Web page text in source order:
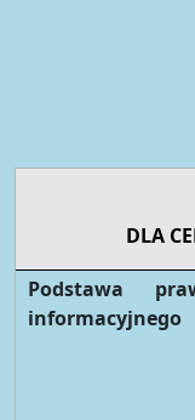
DLA
Podstawa
informacyjnego